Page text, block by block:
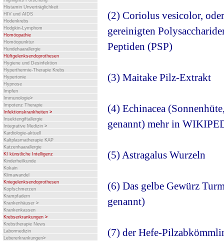
Histamin Unverträglichkeit
HIV und AIDS
Hodenkrebs
Hodgkin-Lymphom
Homöopathie
Homöopunktur
Hundehaarallergie
Hüftgelenksendoprothesen
Hygiene und Desinfektion
Hyperthermie-Therapie Krebs
Hypertonie
Hypnose
Impfen
Immunologie>
Impotenz Therapie
Infektionskrankheiten >
Insektengiftallergie
Integrative Medizin >
Kardiologie-aktuell
Kaltplasmatherapie KAP
Katzenhaarallergie
KI künstliche Intelligenz
Kinderheilkunde
Kokain
Klimawandel
Kniegelenksendoprothesen
Kopfschmerzen
Krampfadern
Krankenhäuser >
Krankenkassen
Krebserkrankungen >
Krebstherapie News
Labormedizin
Lebererkrankungen>
(2) Coriolus vesicolor,
gereinigten
Peptiden (PSP)
(3) Maitake Pilz-Extrakt
(4) Echinacea
genannt) mehr in
(5) Astragalus Wurzeln
(6) Das gelbe Gewürz
genannt)
(7) der Hefe-